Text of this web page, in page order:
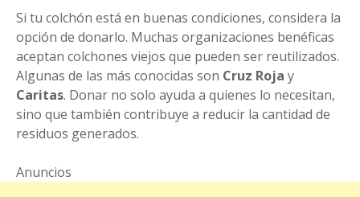
Si tu colchón está en buenas condiciones, considera la
opción de donarlo. Muchas organizaciones benéficas
aceptan colchones viejos que pueden ser reutilizados.
Algunas de las más conocidas son Cruz Roja y
Caritas. Donar no solo ayuda a quienes lo necesitan,
sino que también contribuye a reducir la cantidad de
residuos generados.
Anuncios